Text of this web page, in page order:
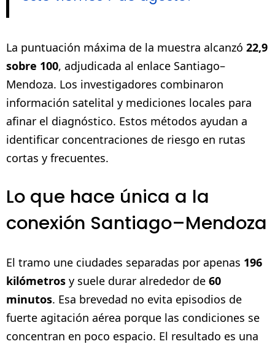
La puntuación máxima de la muestra alcanzó 22,9
sobre 100, adjudicada al enlace Santiago–
Mendoza. Los investigadores combinaron
información satelital y mediciones locales para
afinar el diagnóstico. Estos métodos ayudan a
identificar concentraciones de riesgo en rutas
cortas y frecuentes.
Lo que hace única a la
conexión Santiago–Mendoza
El tramo une ciudades separadas por apenas 196
kilómetros y suele durar alrededor de 60
minutos. Esa brevedad no evita episodios de
fuerte agitación aérea porque las condiciones se
concentran en poco espacio. El resultado es una